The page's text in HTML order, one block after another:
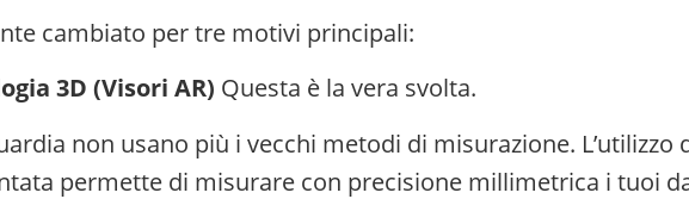
cambiato per tre motivi principali:
3D (Visori AR) Questa è la vera svolta.
non usano più i vecchi metodi di misurazione. L’utilizzo
permette di misurare con precisione millimetrica i tuoi